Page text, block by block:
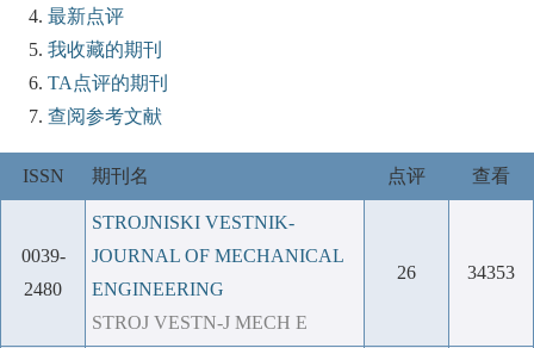
最新点评
我收藏的期刊
TA点评的期刊
查阅参考文献
ISSN 期刊名 点评 查看
0039-
2480
STROJNISKI VESTNIK-
JOURNAL OF MECHANICAL
ENGINEERING
STROJ VESTN-J MECH E
26 34353